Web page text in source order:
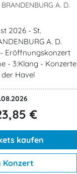
A. D.
2026 - St.
A. D.
Eröffnungskonzert
- 3:Klang - Konzerte
Havel
€
kaufen
Konzert